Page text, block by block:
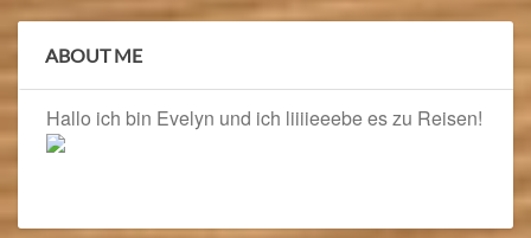
ABOUT ME
Hallo ich bin Evelyn und ich liiiieeebe es zu Reisen!